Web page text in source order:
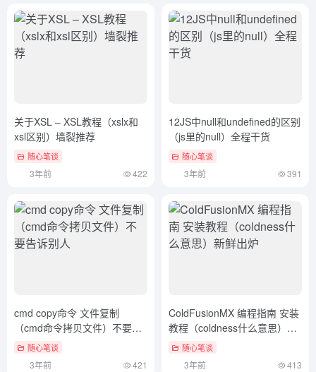
关于XSL – XSL教程（xslx和
xsl区别）墙裂推荐
随心笔谈
3年前 422
12JS中null和undefined的区别
（js里的null）全程干货
随心笔谈
3年前 391
cmd copy命令 文件复制
（cmd命令拷贝文件）不要告
诉别人
随心笔谈
3年前 421
ColdFusionMX 编程指南 安装
教程（coldness什么意思）新
鲜出炉
随心笔谈
3年前 413